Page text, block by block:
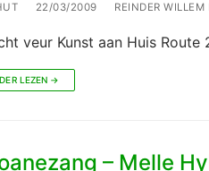
22/03/2009 REINDER WILLEM
veur Kunst aan Huis Route
LEZEN →
– Melle